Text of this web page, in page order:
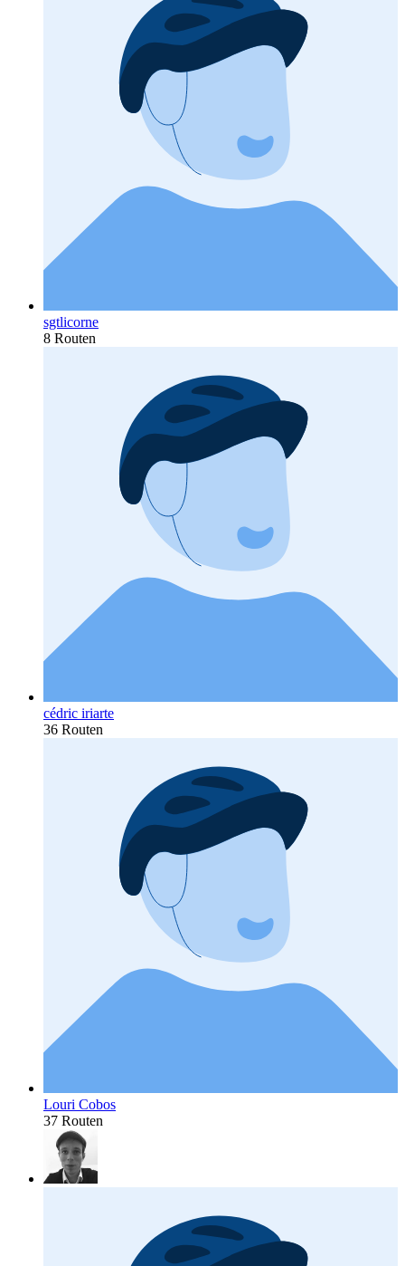
sgtlicorne
8 Routen
cédric iriarte
36 Routen
Louri Cobos
37 Routen